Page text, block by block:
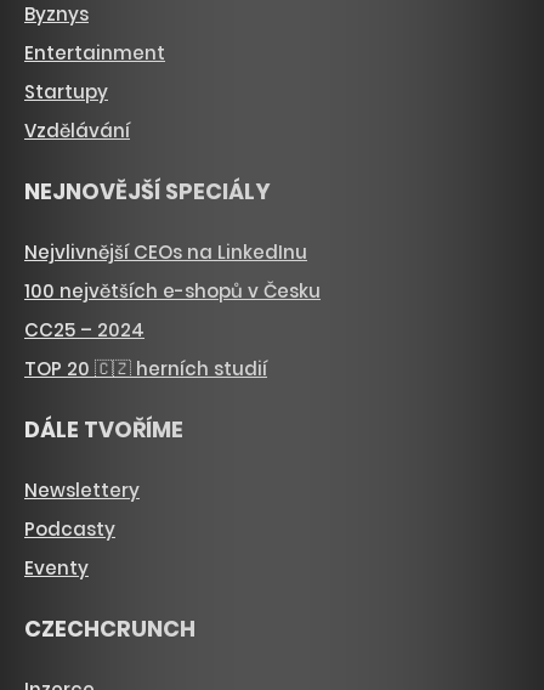
Byznys
Entertainment
Startupy
Vzdělávání
NEJNOVĚJŠÍ SPECIÁLY
Nejvlivnější CEOs na LinkedInu
100 největších e-shopů v Česku
CC25 – 2024
TOP 20 🇨🇿 herních studií
DÁLE TVOŘÍME
Newslettery
Podcasty
Eventy
CZECHCRUNCH